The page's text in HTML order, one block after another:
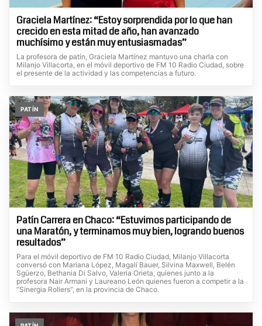
Graciela Martínez: “Estoy sorprendida por lo que han
crecido en esta mitad de año, han avanzado
muchísimo y están muy entusiasmadas”
La profesora de patín, Graciela Martínez mantuvo una charla con
Milanjo Villacorta, en el móvil deportivo de FM 10 Radio Ciudad, sobre
el presente de la actividad y las competencias a futuro.
PATÍN
Patín Carrera en Chaco: “Estuvimos participando de
una Maratón, y terminamos muy bien, logrando buenos
resultados”
Para el móvil deportivo de FM 10 Radio Ciudad, Milanjo Villacorta
conversó con Mariana López, Magalí Bauer, Silvina Maxwell, Belén
Sgüerzo, Bethania Di Salvo, Valeria Orieta, quienes junto a la
profesora Nair Armani y Laureano León quienes fueron a competir a la
“Sinergia Rollers”, en la provincia de Chaco.